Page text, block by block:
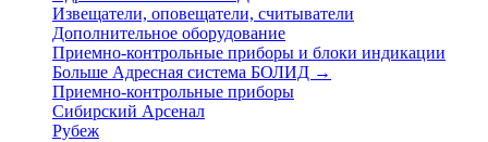
Извещатели, оповещатели, считыватели
Дополнительное оборудование
Приемно-контрольные приборы и блоки индикации
Больше Адресная система БОЛИД →
Приемно-контрольные приборы
Сибирский Арсенал
Рубеж